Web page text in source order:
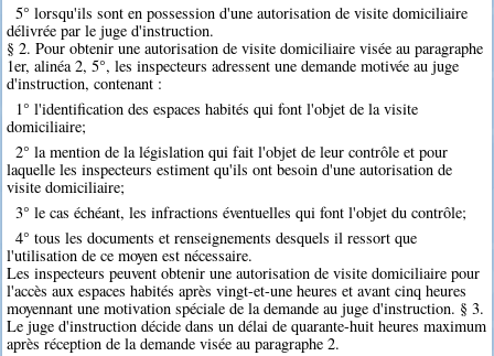
5° lorsqu'ils sont en possession d'une autorisation de visite domiciliaire
délivrée par le juge d'instruction.
§ 2. Pour obtenir une autorisation de visite domiciliaire visée au paragraphe
1er, alinéa 2, 5°, les inspecteurs adressent une demande motivée au juge
d'instruction, contenant :
1° l'identification des espaces habités qui font l'objet de la visite
domiciliaire;
2° la mention de la législation qui fait l'objet de leur contrôle et pour
laquelle les inspecteurs estiment qu'ils ont besoin d'une autorisation de
visite domiciliaire;
3° le cas échéant, les infractions éventuelles qui font l'objet du contrôle;
4° tous les documents et renseignements desquels il ressort que
l'utilisation de ce moyen est nécessaire.
Les inspecteurs peuvent obtenir une autorisation de visite domiciliaire pour
l'accès aux espaces habités après vingt-et-une heures et avant cinq heures
moyennant une motivation spéciale de la demande au juge d'instruction. § 3.
Le juge d'instruction décide dans un délai de quarante-huit heures maximum
après réception de la demande visée au paragraphe 2.